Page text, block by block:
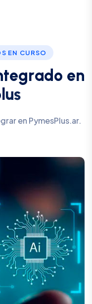
EN CURSO
tegrado en
us
en PymesPlus.ar.